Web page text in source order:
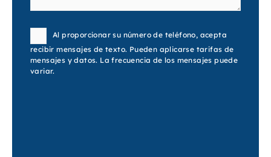
ConsentAl proporcionar su número de teléfono, acepta
recibir mensajes de texto. Pueden aplicarse tarifas de
mensajes y datos. La frecuencia de los mensajes puede
variar.